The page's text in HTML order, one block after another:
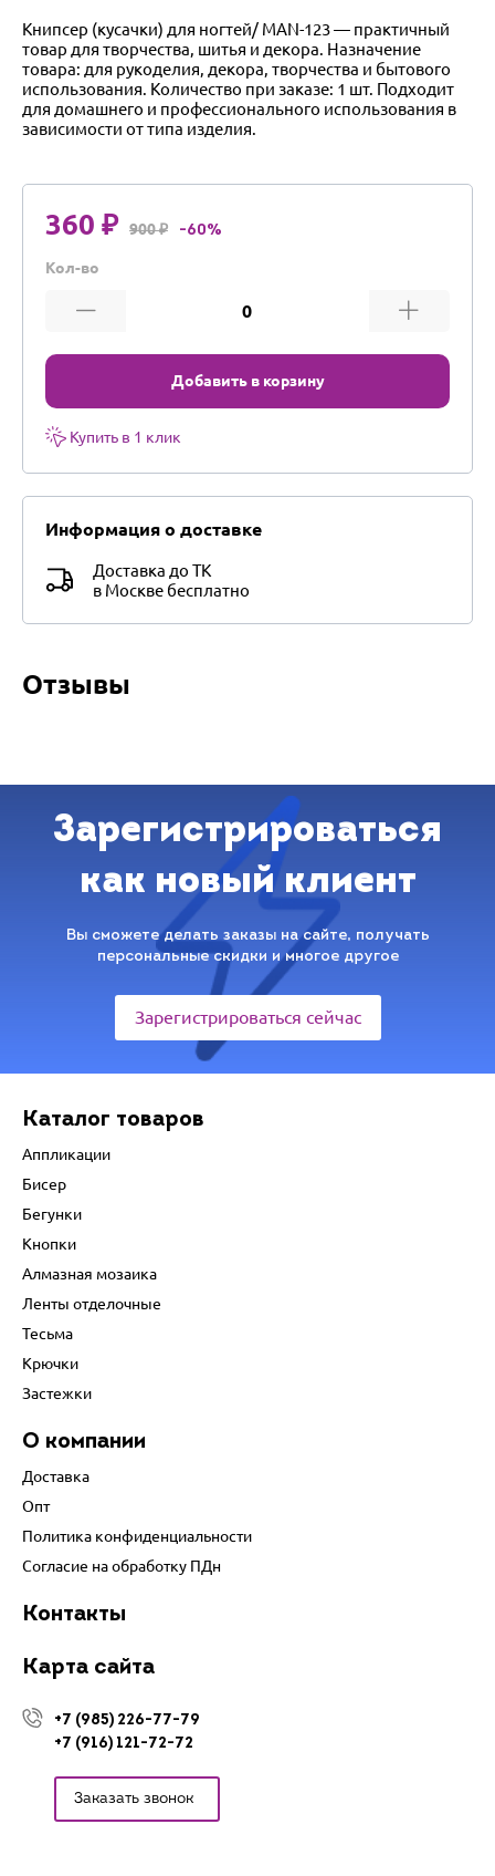
Книпсер (кусачки) для ногтей/ MAN-123 — практичный
товар для творчества, шитья и декора. Назначение
товара: для рукоделия, декора, творчества и бытового
использования. Количество при заказе: 1 шт. Подходит
для домашнего и профессионального использования в
зависимости от типа изделия.
360 ₽ 900 ₽ -60%
Кол-во
Добавить в корзину
Купить в 1 клик
Информация о доставке
Доставка до ТК
в Москве бесплатно
Отзывы
Зарегистрироваться
как новый клиент
Вы сможете делать заказы на сайте, получать
персональные скидки и многое другое
Зарегистрироваться сейчас
Каталог товаров
Аппликации
Бисер
Бегунки
Кнопки
Алмазная мозаика
Ленты отделочные
Тесьма
Крючки
Застежки
О компании
Доставка
Опт
Политика конфиденциальности
Согласие на обработку ПДн
Контакты
Карта сайта
+7 (985) 226-77-79
+7 (916) 121-72-72
Заказать звонок